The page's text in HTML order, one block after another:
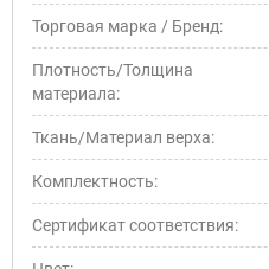
Торговая марка / Бренд:
Плотность/Толщина
материала:
Ткань/Материал верха:
Комплектность:
Сертификат соответствия: